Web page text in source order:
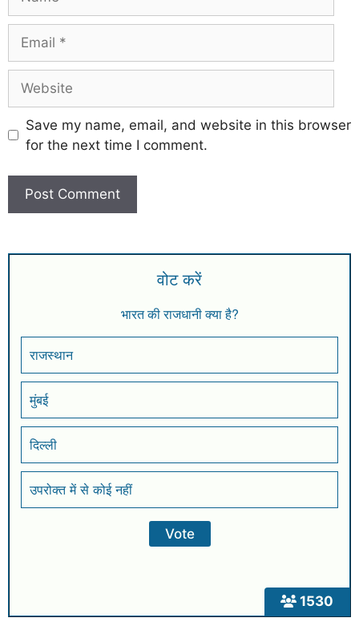
Save my name, email, and website in this browser
for the next time I comment.
1530
वोट करें
भारत की राजधानी क्या है?
राजस्थान
मुंबई
दिल्ली
उपरोक्त में से कोई नहीं